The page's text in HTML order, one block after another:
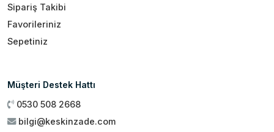
Sipariş Takibi
Favorileriniz
Sepetiniz
Müşteri Destek Hattı
0530 508 2668
bilgi@keskinzade.com